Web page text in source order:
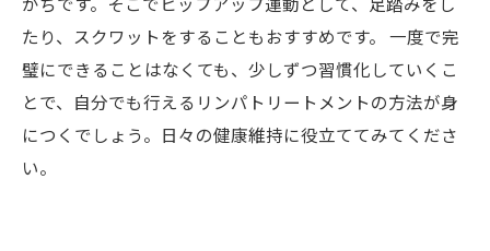
たり、スクワットをすることもおすすめです。 一度で完
璧にできることはなくても、少しずつ習慣化していくこ
とで、自分でも行えるリンパトリートメントの方法が身
につくでしょう。日々の健康維持に役立ててみてくださ
い。